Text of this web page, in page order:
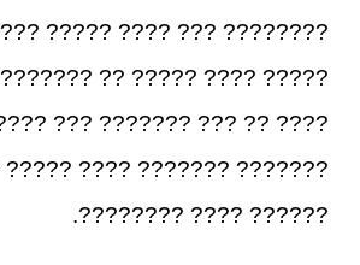
???? ????? ??? ????? ???
????? ?? ???????? ??????
??????? ??? ????????? ???
???? ????? ????? ?????
?????? ???? ????????.